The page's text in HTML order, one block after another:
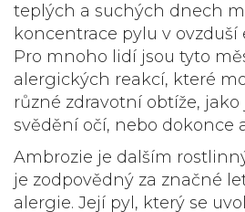
teplých a suchých dnech
koncentrace pylu v ovzduší
Pro mnoho lidí jsou tyto
alergických reakcí, které
různé zdravotní obtíže,
svědění očí, nebo dokonce
Ambrozie je dalším
je zodpovědný za značné
alergie. Její pyl, který se